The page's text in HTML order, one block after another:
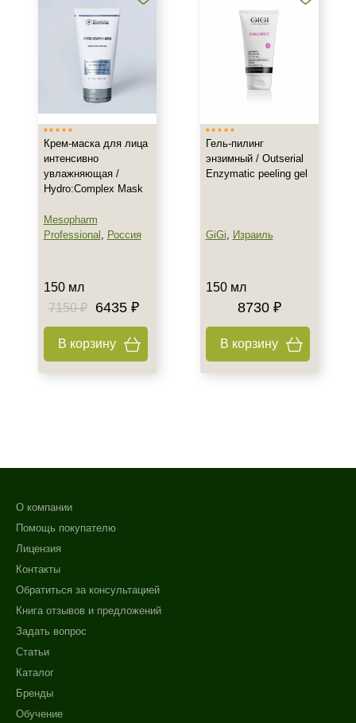
Крем-маска для лица
интенсивно
увлажняющая /
Hydro:Complex Mask
Mesopharm
Professional , Россия
150 мл
7150 ₽
6435 ₽
В корзину
Гель-пилинг
энзимный / Outserial
Enzymatic peeling gel
GiGi, Израиль
150 мл
8730 ₽
В корзину
О компании
Помощь покупателю
Лицензия
Контакты
Обратиться за консультацией
Книга отзывов и предложений
Задать вопрос
Статьи
Каталог
Бренды
Обучение